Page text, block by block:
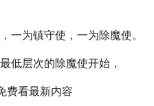
一为镇守使，一为除魔使。
低层次的除魔使开始，
费看最新内容